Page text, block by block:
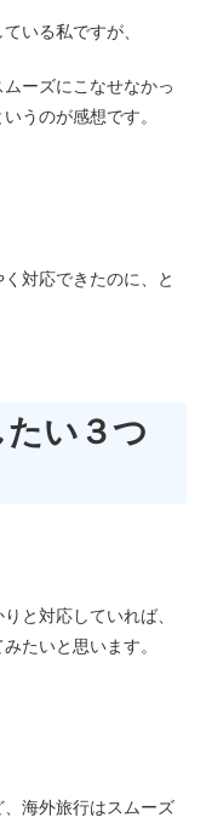
いる私ですが、
ーズにこなせなかっ
うのが感想です。
対応できたのに、と
い３つ
と対応していれば、
たいと思います。
海外旅行はスムーズ